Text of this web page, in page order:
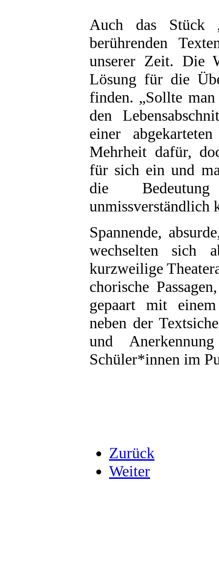
Auch das Stück
berührenden
unserer Zeit. Die
Lösung für die
finden. „Sollte
den
einer
Mehrheit dafür,
für sich ein und
die
unmissverständlich
Spannende,
wechselten sich
kurzweilige
chorische
gepaart mit
neben der
und
Schüler*innen im
Zurück
Weiter